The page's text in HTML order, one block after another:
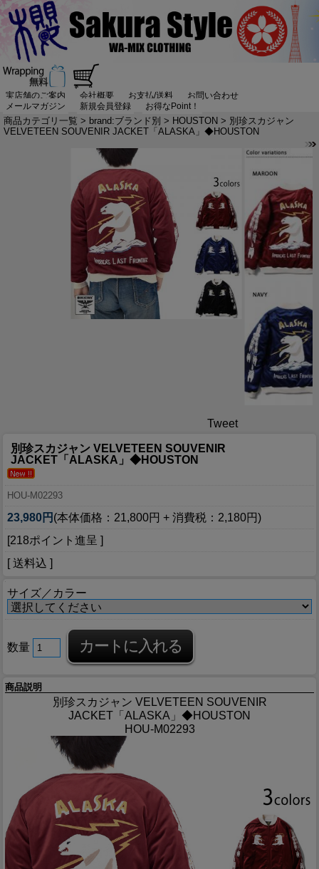
実店舗のご案内 会社概要 お支払/送料
お問い合わせ
メールマガジン
新規会員登録 お得なPoint！
商品カテゴリ一覧 > brand:ブランド別 > HOUSTON > 別珍スカジャン
VELVETEEN SOUVENIR JACKET「ALASKA」◆HOUSTON
Tweet
別珍スカジャン VELVETEEN SOUVENIR
JACKET「ALASKA」◆HOUSTON
HOU-M02293
23,980円 (本体価格：21,800円 + 消費税：2,180円)
[218ポイント進呈 ]
[ 送料込 ]
サイズ／カラー
数量
商品説明
別珍スカジャン VELVETEEN SOUVENIR
JACKET「ALASKA」◆HOUSTON
HOU-M02293